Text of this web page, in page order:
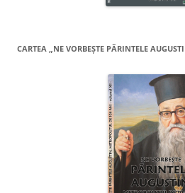
CARTEA „NE VORBEŞTE PĂRINTELE